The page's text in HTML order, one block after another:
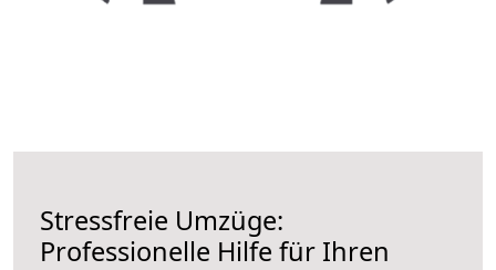
Stressfreie Umzüge:
Professionelle Hilfe für Ihren